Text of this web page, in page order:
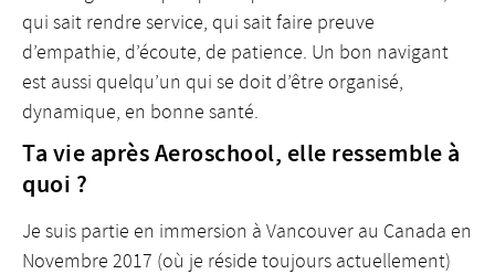
qui sait rendre service, qui sait faire preuve
d’empathie, d’écoute, de patience. Un bon navigant
est aussi quelqu’un qui se doit d’être organisé,
dynamique, en bonne santé.
Ta vie après Aeroschool, elle ressemble à
quoi ?
Je suis partie en immersion à Vancouver au Canada en
Novembre 2017 (où je réside toujours actuellement)